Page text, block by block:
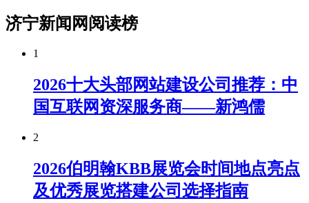
济宁新闻网阅读榜
1
2026十大头部网站建设公司推荐：中
国互联网资深服务商——新鸿儒
2
2026伯明翰KBB展览会时间地点亮点
及优秀展览搭建公司选择指南